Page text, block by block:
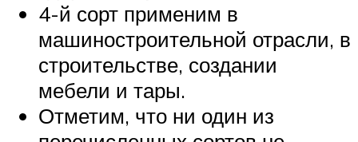
4-й сорт применим в
машиностроительной отрасли, в
строительстве, создании
мебели и тары.
Отметим, что ни один из